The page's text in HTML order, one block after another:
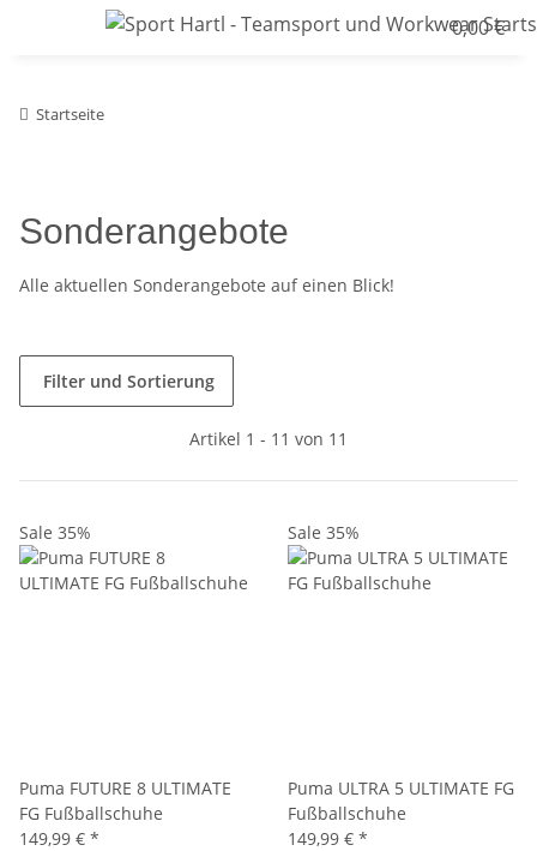
0,00 €
Startseite
Sonderangebote
Alle aktuellen Sonderangebote auf einen Blick!
Filter und Sortierung
Artikel 1 - 11 von 11
Sale 35%
Puma FUTURE 8 ULTIMATE
FG Fußballschuhe
149,99 € *
Sale 35%
Puma ULTRA 5 ULTIMATE FG
Fußballschuhe
149,99 € *